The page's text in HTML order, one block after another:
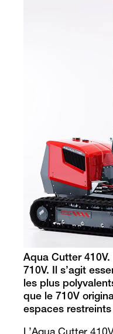
Aqua Cutter
710V. Il s’agit
les plus
que le 710V
espaces